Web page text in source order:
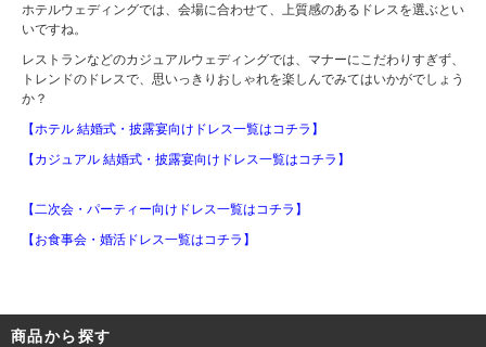
ホテルウェディングでは、会場に合わせて、上質感のあるドレスを選ぶとい
いですね。
レストランなどのカジュアルウェディングでは、マナーにこだわりすぎず、
トレンドのドレスで、思いっきりおしゃれを楽しんでみてはいかがでしょう
か？
【ホテル 結婚式・披露宴向けドレス一覧はコチラ】
【カジュアル 結婚式・披露宴向けドレス一覧はコチラ】
【二次会・パーティー向けドレス一覧はコチラ】
【お食事会・婚活ドレス一覧はコチラ】
商品から探す